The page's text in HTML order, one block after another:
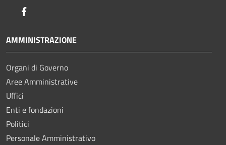
AMMINISTRAZIONE
Organi di Governo
Aree Amministrative
Uffici
Enti e fondazioni
Politici
Personale Amministrativo